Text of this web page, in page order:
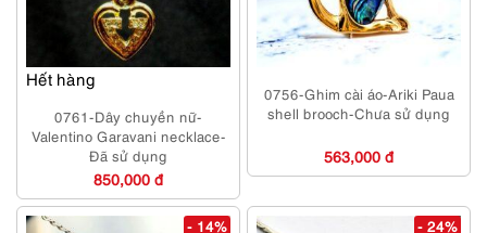
Hết hàng
0761-Dây chuyền nữ-
Valentino Garavani necklace-
Đã sử dụng
850,000 đ
0756-Ghim cài áo-Ariki Paua
shell brooch-Chưa sử dụng
563,000 đ
- 14% - 24%